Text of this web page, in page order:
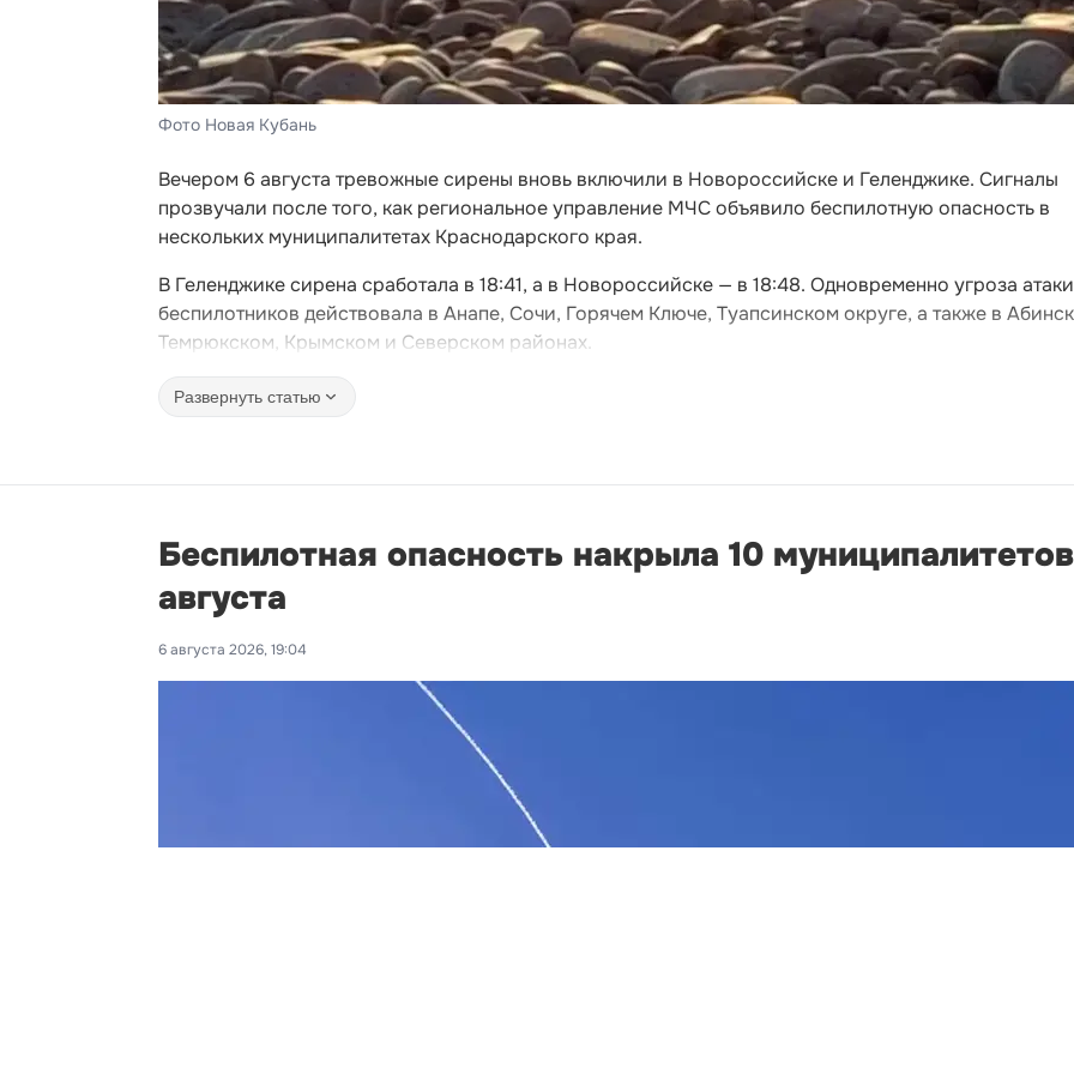
Фото Новая Кубань
Вечером 6 августа тревожные сирены вновь включили в Новороссийске и Геленджике. Сигналы
прозвучали после того, как региональное управление МЧС объявило беспилотную опасность в
нескольких муниципалитетах Краснодарского края.
В Геленджике сирена сработала в 18:41, а в Новороссийске — в 18:48. Одновременно угроза атаки
беспилотников действовала в Анапе, Сочи, Горячем Ключе, Туапсинском округе, а также в
Темрюкском, Крымском и Северском районах.
Развернуть статью
Беспилотная опасность накрыла 10
августа
6 августа 2026, 19:04